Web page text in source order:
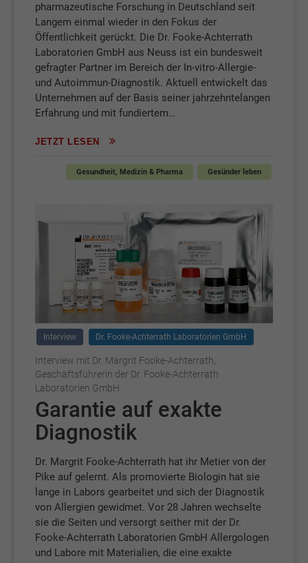
pharmazeutische Forschung in Deutschland seit
Langem einmal wieder in den Fokus der
Öffentlichkeit gerückt. Die Dr. Fooke-Achterrath
Laboratorien GmbH aus Neuss ist ein bundesweit
gefragter Partner im Bereich der In-vitro-Allergie-
und Autoimmun-Diagnostik. Aktuell entwickelt das
Unternehmen auf der Basis seiner jahrzehntelangen
Erfahrung und mit fundiertem…
JETZT LESEN
Gesundheit, Medizin & Pharma Gesünder leben
Interview Dr. Fooke-Achterrath Laboratorien GmbH
Interview mit Dr. Margrit Fooke-Achterrath,
Geschäftsführerin der Dr. Fooke-Achterrath
Laboratorien GmbH
Garantie auf exakte
Diagnostik
Dr. Margrit Fooke-Achterrath hat ihr Metier von der
Pike auf gelernt. Als promovierte Biologin hat sie
lange in Labors gearbeitet und sich der Diagnostik
von Allergien gewidmet. Vor 28 Jahren wechselte
sie die Seiten und versorgt seither mit der Dr.
Fooke-Achterrath Laboratorien GmbH Allergologen
und Labore mit Materialien, die eine exakte